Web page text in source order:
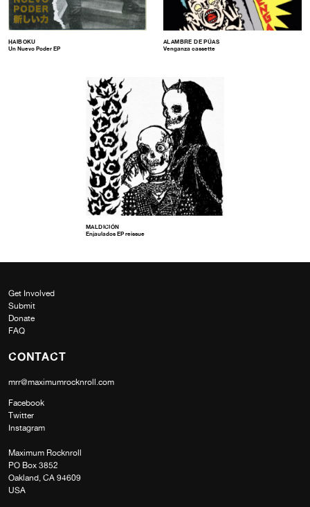
HAIBOKU
Un Nuevo Poder EP
ALAMBRE DE PÚAS
Venganza cassette
MALDICIÓN
Enjaulados EP reissue
Get Involved
Submit
Donate
FAQ
CONTACT
mrr@maximumrocknroll.com
Facebook
Twitter
Instagram
Maximum Rocknroll
PO Box 3852
Oakland, CA 94609
USA